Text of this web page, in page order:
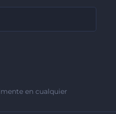
en cualquier